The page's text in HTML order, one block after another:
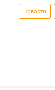
Новости